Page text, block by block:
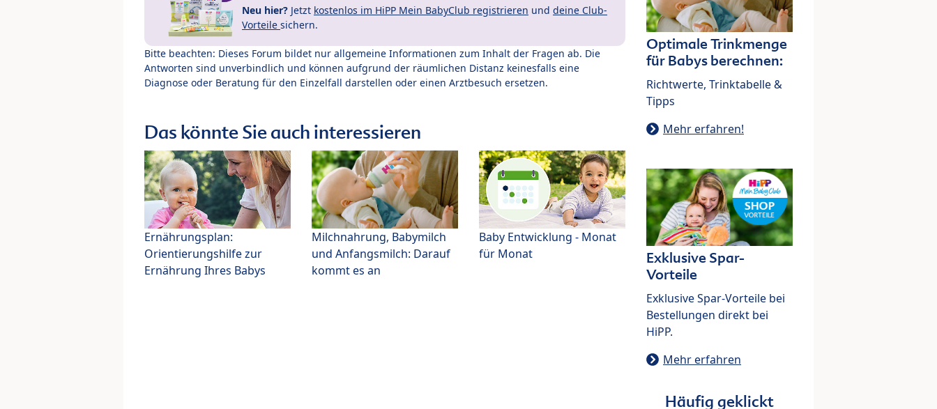
Neu hier? Jetzt kostenlos im HiPP Mein BabyClub registrieren und deine Club-
Vorteile sichern.
Bitte beachten: Dieses Forum bildet nur allgemeine Informationen zum Inhalt der Fragen ab. Die
Antworten sind unverbindlich und können aufgrund der räumlichen Distanz keinesfalls eine
Diagnose oder Beratung für den Einzelfall darstellen oder einen Arztbesuch ersetzen.
Das könnte Sie auch interessieren
Ernährungsplan:
Orientierungshilfe zur
Ernährung Ihres Babys
Milchnahrung, Babymilch
und Anfangsmilch: Darauf
kommt es an
Baby Entwicklung - Monat
für Monat
Optimale Trinkmenge
für Babys berechnen:
Richtwerte, Trinktabelle &
Tipps
Mehr erfahren!
Exklusive Spar-
Vorteile
Exklusive Spar-Vorteile bei
Bestellungen direkt bei
HiPP.
Mehr erfahren
Häufig geklickt